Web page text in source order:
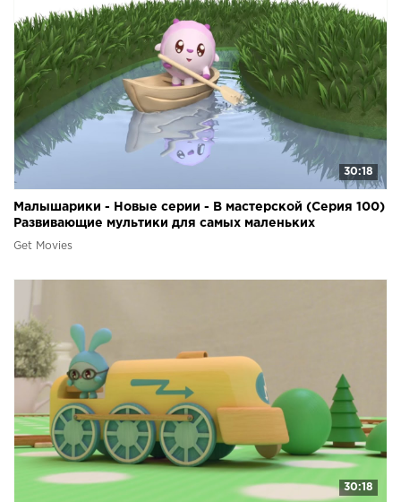
30:18
Малышарики - Новые серии - В мастерской (Серия 100)
Развивающие мультики для самых маленьких
Get Movies
30:18